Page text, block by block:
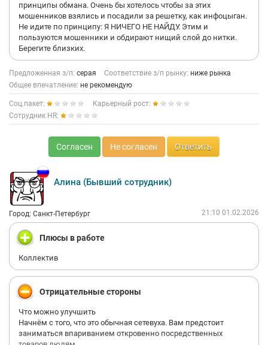
принципы обмана. Очень бы хотелось чтобы за этих
мошенников взялись и посадили за решетку, как инфоцыган.
Не идите по принципу: Я НИЧЕГО НЕ НАЙДУ. Этим и
пользуются мошенники и обдирают нищий слой до нитки.
Берегите близких.
Предложенная з/п: серая Соответствие з/п рынку: ниже рынка
Общее впечатление: не рекомендую
Соц.пакет:
Карьерный рост:
Сотрудник HR:
Согласен Не согласен Ответить
Алина (Бывший сотрудник)
Город: Санкт-Петербург 21:10 01.02.2026
Плюсы в работе
Коллектив
Отрицательные стороны
Что можно улучшить
Начнём с того, что это обычная сетевуха. Вам предстоит
заниматься впариванием откровенно посредственных